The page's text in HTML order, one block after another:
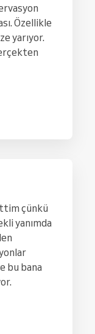
Özellikle
yarıyor.
çünkü
yanımda
bu bana